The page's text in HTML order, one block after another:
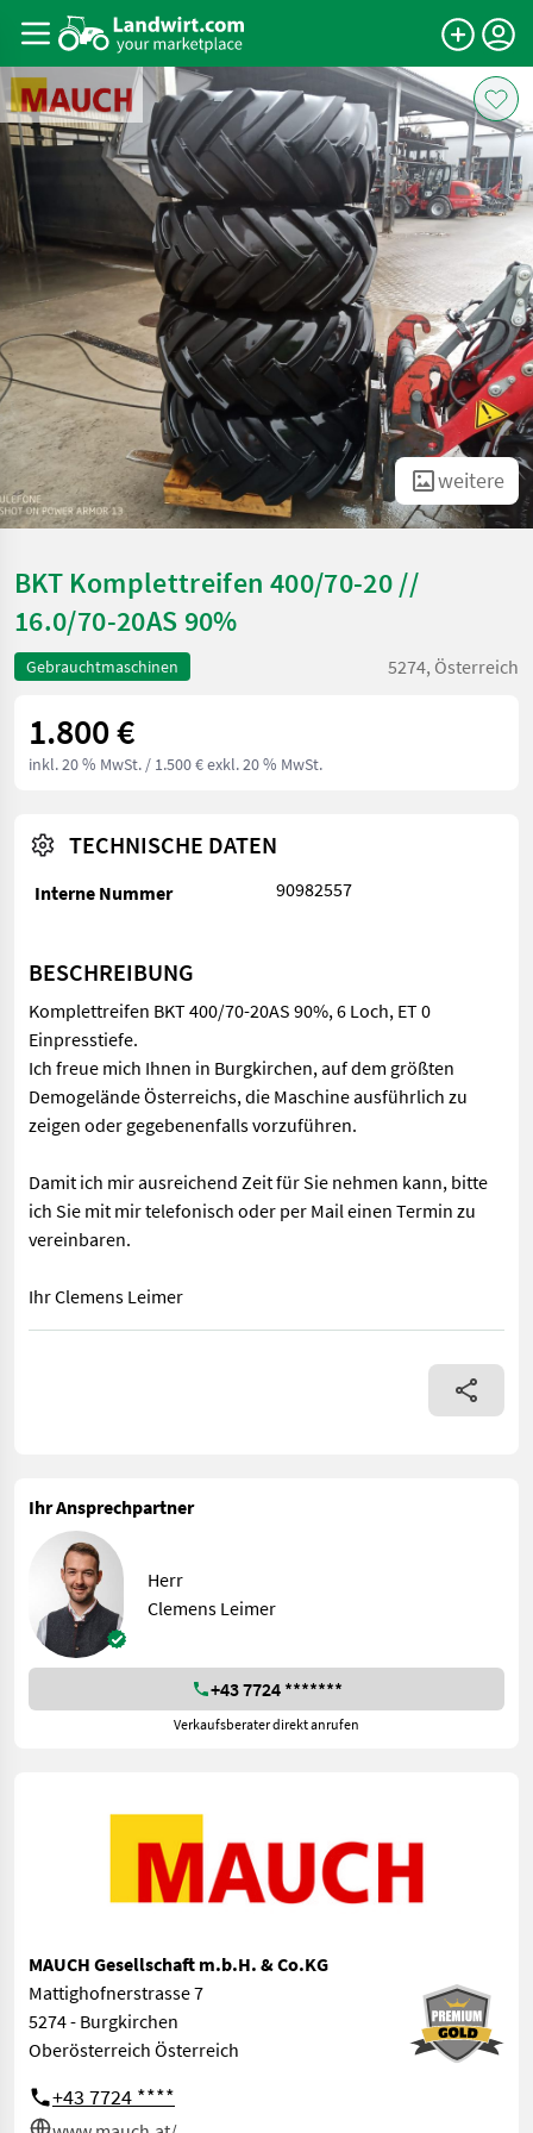
weitere
BKT Komplettreifen 400/70-20 //
16.0/70-20AS 90%
Gebrauchtmaschinen 5274, Österreich
1.800 €
inkl. 20 % MwSt. / 1.500 € exkl. 20 % MwSt.
TECHNISCHE DATEN
Interne Nummer 90982557
BESCHREIBUNG
Komplettreifen BKT 400/70-20AS 90%, 6 Loch, ET 0
Einpresstiefe.
Ich freue mich Ihnen in Burgkirchen, auf dem größten
Demogelände Österreichs, die Maschine ausführlich zu
zeigen oder gegebenenfalls vorzuführen.
Damit ich mir ausreichend Zeit für Sie nehmen kann, bitte
ich Sie mit mir telefonisch oder per Mail einen Termin zu
vereinbaren.
Ihr Clemens Leimer
Komplettreifen BKT 400/70-20AS 90%, 6 Loch, ET 0
Ihr Ansprechpartner
Herr
Clemens Leimer
+43 7724 *******
Verkaufsberater direkt anrufen
MAUCH Gesellschaft m.b.H. & Co.KG
Mattighofnerstrasse 7
5274 - Burgkirchen
Oberösterreich Österreich
+43 7724 ****